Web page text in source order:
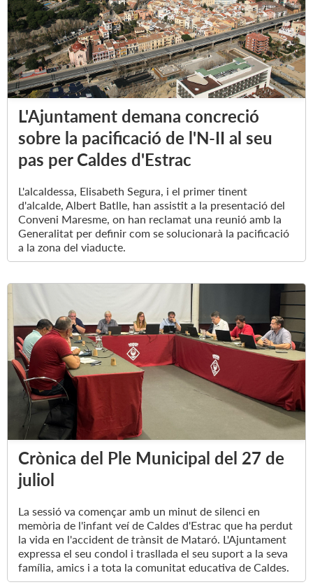
L'Ajuntament demana concreció
sobre la pacificació de l'N-II al seu
pas per Caldes d'Estrac
L'alcaldessa, Elisabeth Segura, i el primer tinent
d'alcalde, Albert Batlle, han assistit a la presentació del
Conveni Maresme, on han reclamat una reunió amb la
Generalitat per definir com se solucionarà la pacificació
a la zona del viaducte.
Crònica del Ple Municipal del 27 de
juliol
La sessió va començar amb un minut de silenci en
memòria de l'infant veí de Caldes d'Estrac que ha perdut
la vida en l'accident de trànsit de Mataró. L'Ajuntament
expressa el seu condol i trasllada el seu suport a la seva
família, amics i a tota la comunitat educativa de Caldes.